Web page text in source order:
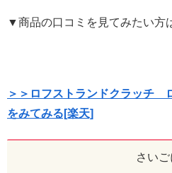
▼商品の口コミを見てみたい方
＞＞ロフストランドクラッチ
をみてみる[楽天]
さいご